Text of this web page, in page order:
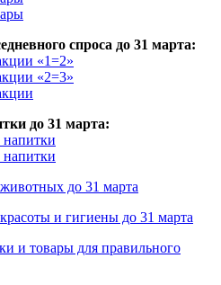
спроса до 31 марта:
«1=2»
«2=3»
до 31 марта:
до 31 марта
и гигиены до 31 марта
и товары для правильного